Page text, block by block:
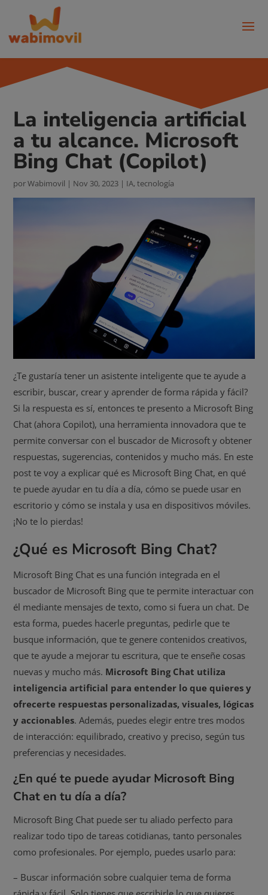
La inteligencia artificial
a tu alcance. Microsoft
Bing Chat (Copilot)
porWabimovil | Nov 30, 2023 | IA,tecnología
¿Te gustaría tener un asistente inteligente que te ayude a
escribir, buscar, crear y aprender de forma rápida y fácil?
Si la respuesta es sí, entonces te presento a Microsoft Bing
Chat (ahora Copilot), una herramienta innovadora que te
permite conversar con el buscador de Microsoft y obtener
respuestas, sugerencias, contenidos y mucho más. En este
post te voy a explicar qué es Microsoft Bing Chat, en qué
te puede ayudar en tu día a día, cómo se puede usar en
escritorio y cómo se instala y usa en dispositivos móviles.
¡No te lo pierdas!
¿Qué es Microsoft Bing Chat?
Microsoft Bing Chat es una función integrada en el
buscador de Microsoft Bing que te permite interactuar con
él mediante mensajes de texto, como si fuera un chat. De
esta forma, puedes hacerle preguntas, pedirle que te
busque información, que te genere contenidos creativos,
que te ayude a mejorar tu escritura, que te enseñe cosas
nuevas y mucho más. Microsoft Bing Chat utiliza
inteligencia artificial para entender lo que quieres y
ofrecerte respuestas personalizadas, visuales, lógicas
y accionables. Además, puedes elegir entre tres modos
de interacción: equilibrado, creativo y preciso, según tus
preferencias y necesidades.
¿En qué te puede ayudar Microsoft Bing
Chat en tu día a día?
Microsoft Bing Chat puede ser tu aliado perfecto para
realizar todo tipo de tareas cotidianas, tanto personales
como profesionales. Por ejemplo, puedes usarlo para:
– Buscar información sobre cualquier tema de forma